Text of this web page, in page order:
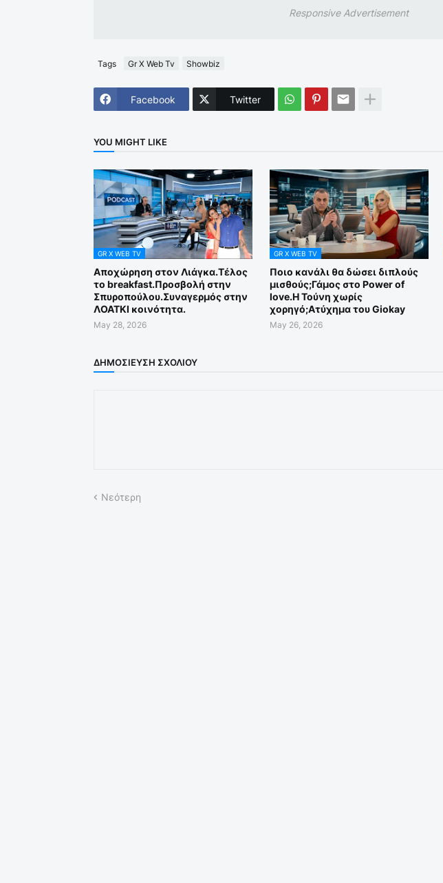
Responsive Advertisement
Tags Gr X Web Tv Showbiz
Facebook Twitter
YOU MIGHT LIKE
GR X WEB TV
Αποχώρηση στον Λιάγκα.Τέλος
το breakfast.Προσβολή στην
Σπυροπούλου.Συναγερμός στην
ΛΟΑΤΚΙ κοινότητα.
May 28, 2026
GR X WEB TV
Ποιο κανάλι θα δώσει διπλούς
μισθούς;Γάμος στο Power of
love.Η Τούνη χωρίς
χορηγό;Aτύχημα του Giokay
May 26, 2026
ΔΗΜΟΣΊΕΥΣΗ ΣΧΟΛΊΟΥ
Νεότερη